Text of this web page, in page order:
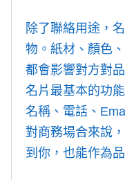
除了聯絡用途，
物。紙材、顏色
都會影響對方對
名片最基本的功
名稱、電話、
對商務場合來說
到你，也能作為